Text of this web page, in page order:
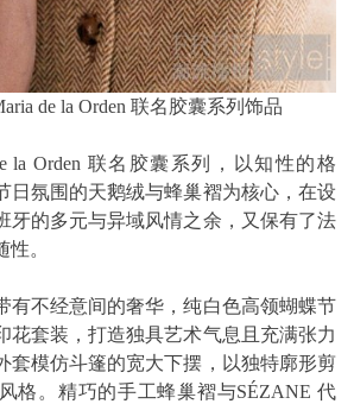
de la Orden 联名胶囊系列饰品
la Orden 联名胶囊系列，以知性的格
日氛围的天鹅绒与蜂巢褶为核心，在设
牙的多元与异域风情之余，又保有了法
。
有不经意间的奢华，纯白色高领蝴蝶节
花套装，打造独具艺术气息且充满张力
套模仿斗篷的宽大下摆，以独特廓形剪
格。精巧的手工蜂巢褶与SÉZANE 代